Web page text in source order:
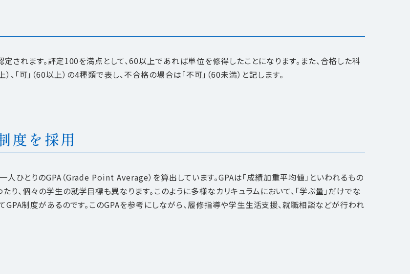
定されます。評定100を満点として、60以上であれば単位を修得したことになります。また、合格した科
）、「可」（60以上）の4種類で表し、不合格の場合は「不可」（60未満）と記します。
度を採用
ひとりのGPA（Grade Point Average）を算出しています。GPAは「成績加重平均値」といわれるもの
り、個々の学生の就学目標も異なります。このように多様なカリキュラムにおいて、「学ぶ量」だけでな
GPA制度があるのです。このGPAを参考にしながら、履修指導や学生生活支援、就職相談などが行われ